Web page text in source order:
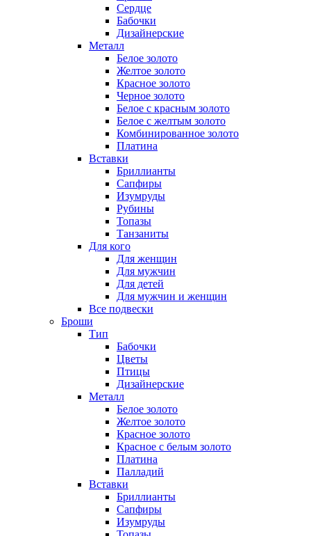
Сердце
Бабочки
Дизайнерские
Металл
Белое золото
Желтое золото
Красное золото
Черное золото
Белое с красным золото
Белое с желтым золото
Комбинированное золото
Платина
Вставки
Бриллианты
Сапфиры
Изумруды
Рубины
Топазы
Танзаниты
Для кого
Для женщин
Для мужчин
Для детей
Для мужчин и женщин
Все подвески
Броши
Тип
Бабочки
Цветы
Птицы
Дизайнерские
Металл
Белое золото
Желтое золото
Красное золото
Красное с белым золото
Платина
Палладий
Вставки
Бриллианты
Сапфиры
Изумруды